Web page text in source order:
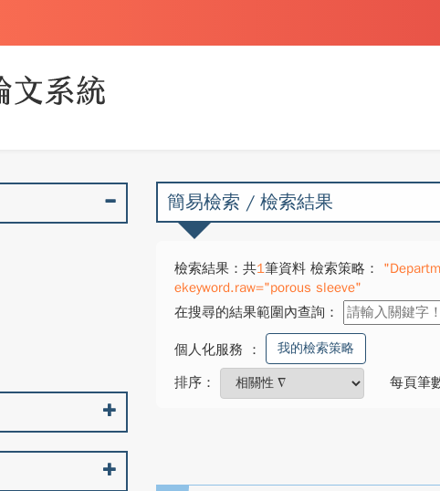
簡易檢索 / 檢索結果
檢索結果：共1筆資料 檢索策略：
ekeyword.raw="porous sleeve"
在搜尋的結果範圍內查詢：
個人化服務 ： 我的檢索策略
排序： 每頁筆